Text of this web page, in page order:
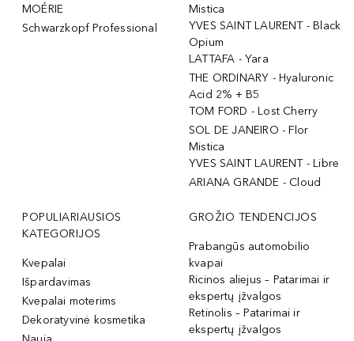
MOÉRIE
Schwarzkopf Professional
Mistica
YVES SAINT LAURENT - Black
Opium
LATTAFA - Yara
THE ORDINARY - Hyaluronic
Acid 2% + B5
TOM FORD - Lost Cherry
SOL DE JANEIRO - Flor
Mistica
YVES SAINT LAURENT - Libre
ARIANA GRANDE - Cloud
POPULIARIAUSIOS
KATEGORIJOS
Kvepalai
Išpardavimas
Kvepalai moterims
Dekoratyvinė kosmetika
GROŽIO TENDENCIJOS
Prabangūs automobilio
kvapai
Ricinos aliejus – Patarimai ir
ekspertų įžvalgos
Retinolis – Patarimai ir
ekspertų įžvalgos